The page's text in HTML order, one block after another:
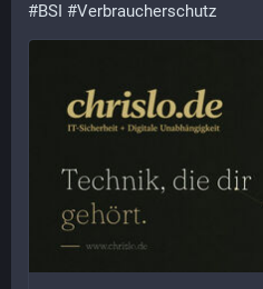
#BSI #Verbraucherschutz